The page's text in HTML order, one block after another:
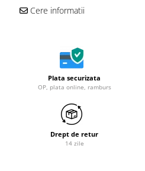
Cere informatii
Plata securizata
OP, plata online, ramburs
Drept de retur
14 zile